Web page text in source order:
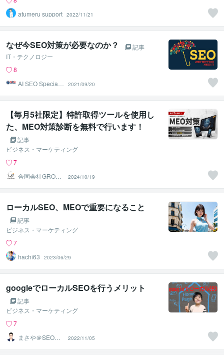
atumeru support 2022/11/21
なぜ今SEO対策が必要なのか？
記事
IT・テクノロジー
8
AI SEO Specialis
2021/09/20
【毎月5社限定】特許取得ツールを使用し
た、MEO対策診断を無料で行います！
記事
ビジネス・マーケティング
7
合同会社GROXI
A｜鈴木海斗
2024/10/19
ローカルSEO、MEOで重要になること
記事
ビジネス・マーケティング
7
hachi63
2023/06/29
googleでローカルSEOを行うメリット
記事
ビジネス・マーケティング
7
まさや＠SEOコ
ンサルタント
2022/11/05